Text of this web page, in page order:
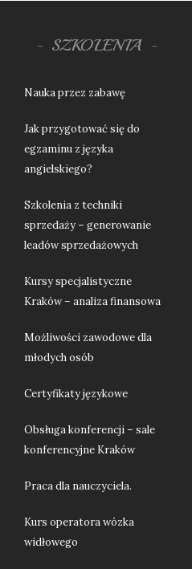
SZKOLENIA
Nauka przez zabawę
Jak przygotować się do
egzaminu z języka
angielskiego?
Szkolenia z techniki
sprzedaży – generowanie
leadów sprzedażowych
Kursy specjalistyczne
Kraków – analiza finansowa
Możliwości zawodowe dla
młodych osób
Certyfikaty językowe
Obsługa konferencji – sale
konferencyjne Kraków
Praca dla nauczyciela.
Kurs operatora wózka
widłowego